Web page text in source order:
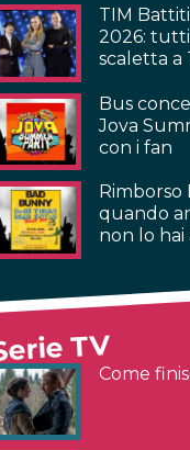
TIM
2026:
scaletta a
Bus
Jova
con i fan
Rimborso
quando
non lo
TV
Come